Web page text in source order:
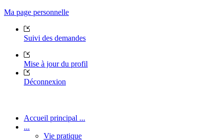
Ma page personnelle
Suivi des demandes
Mise à jour du profil
Déconnexion
Accueil principal ...
...
Vie pratique